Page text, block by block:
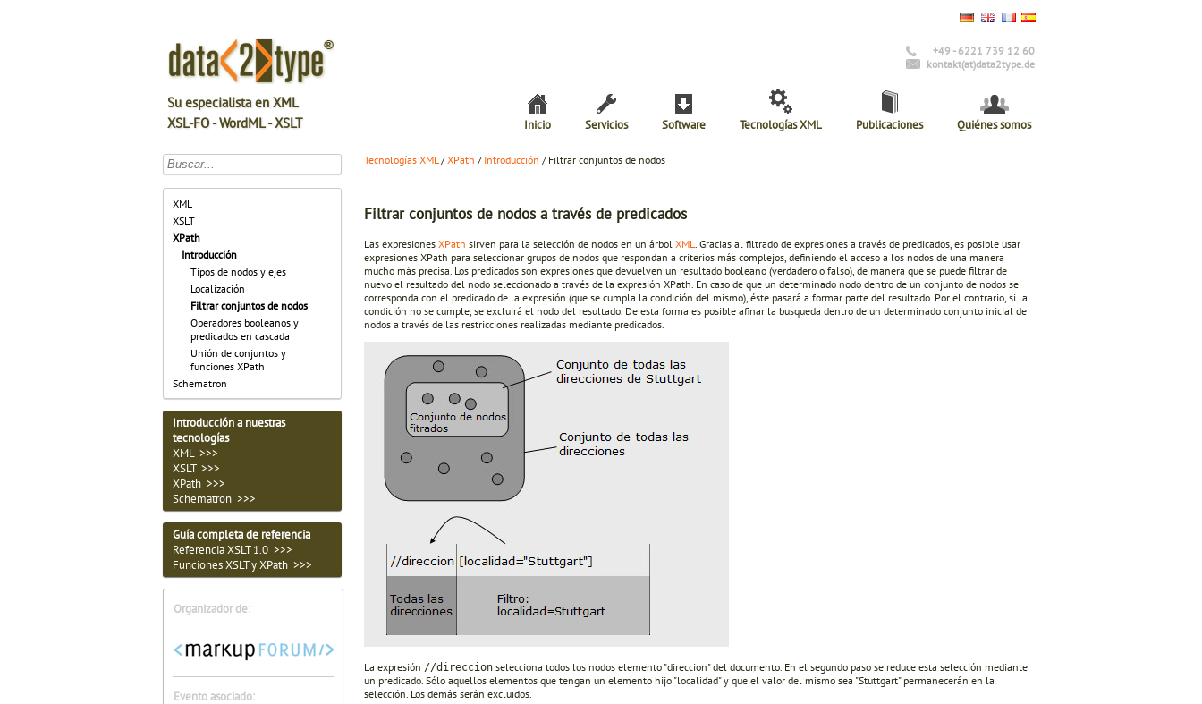
Su especialista en XML
XSL-FO - WordML - XSLT
+49 - 6221 739 12 60
kontakt(at)data2type.de
Inicio Servicios Software Tecnologías XML Publicaciones Quiénes somos
XML
XSLT
XPath
Introducción
Tipos de nodos y ejes
Localización
Filtrar conjuntos de nodos
Operadores booleanos y
predicados en cascada
Unión de conjuntos y
funciones XPath
Schematron
Introducción a nuestras
tecnologías
XML >>>
XSLT >>>
XPath >>>
Schematron >>>
Guía completa de referencia
Referencia XSLT 1.0 >>>
Funciones XSLT y XPath >>>
Organizador de:
Evento asociado:
Tecnologías XML/XPath / Introducción / Filtrar conjuntos de nodos
Filtrar conjuntos de nodos a través de predicados
Las expresiones XPath sirven para la selección de nodos en un árbol XML . Gracias al filtrado de expresiones a través de predicados, es posible usar
expresiones XPath para seleccionar grupos de nodos que respondan a criterios más complejos, definiendo el acceso a los nodos de una manera
mucho más precisa. Los predicados son expresiones que devuelven un resultado booleano (verdadero o falso), de manera que se puede filtrar de
nuevo el resultado del nodo seleccionado a través de la expresión XPath. En caso de que un determinado nodo dentro de un conjunto de nodos se
corresponda con el predicado de la expresión (que se cumpla la condición del mismo), éste pasará a formar parte del resultado. Por el contrario, si la
condición no se cumple, se excluirá el nodo del resultado. De esta forma es posible afinar la busqueda dentro de un determinado conjunto inicial de
nodos a través de las restricciones realizadas mediante predicados.
La expresión //direccion selecciona todos los nodos elemento "direccion" del documento. En el segundo paso se reduce esta selección mediante
un predicado. Sólo aquellos elementos que tengan un elemento hijo "localidad" y que el valor del mismo sea "Stuttgart" permanecerán en la
selección. Los demás serán excluidos.